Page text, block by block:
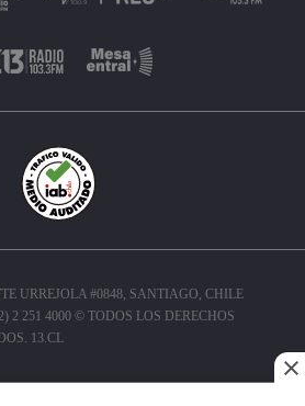
URREJOLA #0848, SANTIAGO, CHILE
2 251 4000 © TODOS LOS DERECHOS
13.CL